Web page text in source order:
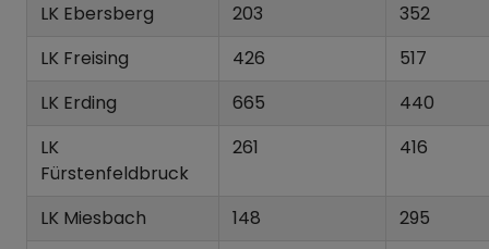
LK Ebersberg
203
352
LK Freising
426
517
LK Erding
665
440
LK
Fürstenfeldbruck
261 416
LK Miesbach 148
295